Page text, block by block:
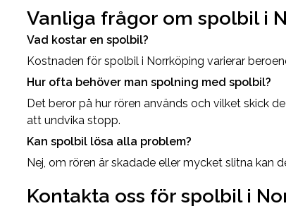
Vanliga frågor om spolbil i
Vad kostar en spolbil?
Kostnaden för spolbil i Norrköping varierar
Hur ofta behöver man spolning med spolbil?
Det beror på hur rören används och vilket skick
att undvika stopp.
Kan spolbil lösa alla problem?
Nej, om rören är skadade eller mycket slitna kan
Kontakta oss för spolbil i